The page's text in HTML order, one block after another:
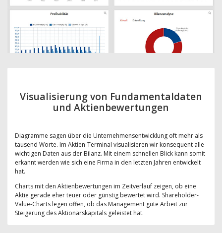
Visualisierung von Fundamentaldaten
und Aktienbewertungen
Diagramme sagen über die Unternehmensentwicklung oft mehr als
tausend Worte. Im Aktien-Terminal visualisieren wir konsequent alle
wichtigen Daten aus der Bilanz. Mit einem schnellen Blick kann somit
erkannt werden wie sich eine Firma in den letzten Jahren entwickelt
hat.
Charts mit den Aktienbewertungen im Zeitverlauf zeigen, ob eine
Aktie gerade eher teuer oder günstig bewertet wird. Shareholder-
Value-Charts legen offen, ob das Management gute Arbeit zur
Steigerung des Aktionärskapitals geleistet hat.